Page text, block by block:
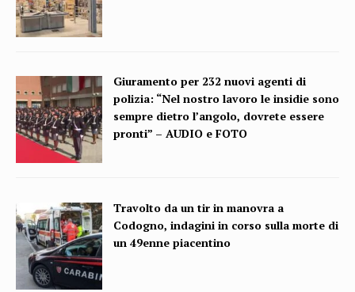
Giuramento per 232 nuovi agenti di
polizia: “Nel nostro lavoro le insidie sono
sempre dietro l’angolo, dovrete essere
pronti” – AUDIO e FOTO
Travolto da un tir in manovra a
Codogno, indagini in corso sulla morte di
un 49enne piacentino